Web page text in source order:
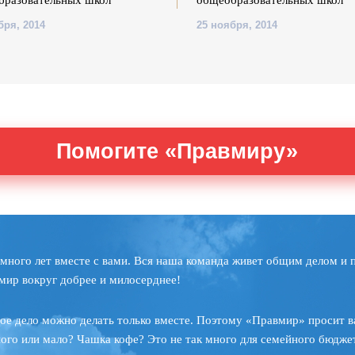
2014 25 ноября, 2014
Помогите «Правмиру»
лет вместе с вами. Вся наша команда живет общим делом и
вокруг добрее и милосерднее!
дело можно делать только вместе. Поэтому «Правмир» просит
или мало? Чашка кофе? Это не так много для семейного